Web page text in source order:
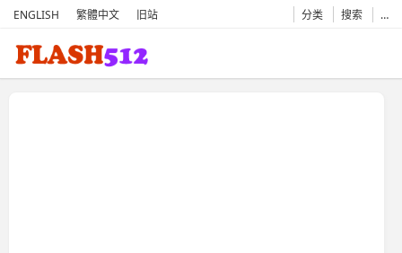
ENGLISH 繁體中文 旧站 分类 搜索 …